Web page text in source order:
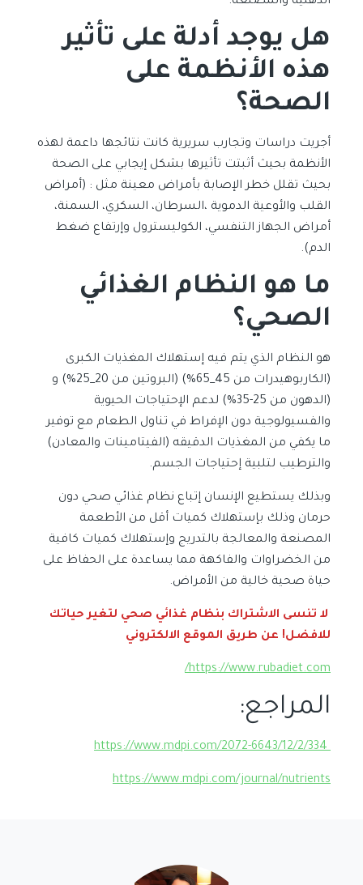
هل يوجد أدلة على تأثير
هذه الأنظمة على
الصحة؟
أجريت دراسات وتجارب سريرية كانت نتائجها داعمة لهذه
الأنظمة بحيث أثبتت تأثيرها بشكل إيجابي على الصحة
بحيث تقلل خطر الإصابة بأمراض معينة مثل : (أمراض
القلب والأوعية الدموية ،السرطان، السكري، السمنة،
أمراض الجهاز التنفسي، الكوليسترول وإرتفاع ضغط
الدم).
ما هو النظام الغذائي
الصحي؟
هو النظام الذي يتم فيه إستهلاك المغذيات الكبرى
(الكاربوهيدرات من 45_65%) (البروتين من 20_25%) و
(الدهون من 25-35%) لدعم الإحتياجات الحيوية
والفسيولوجية دون الإفراط في تناول الطعام مع توفير
ما يكفي من المغذيات الدقيقه (الفيتامينات والمعادن)
والترطيب لتلبية إحتياجات الجسم.
وبذلك يستطيع الإنسان إتباع نظام غذائي صحي دون
حرمان وذلك بإستهلاك كميات أقل من الأطعمة
المصنعة والمعالجة بالتدريج وإستهلاك كميات كافية
من الخضراوات والفاكهة مما يساعدة على الحفاظ على
حياة صحية خالية من الأمراض.
لا تنسى الاشتراك بنظام غذائي صحي لتغير حياتك
للافضل! عن طريق الموقع الالكتروني
https://www.rubadiet.com/
المراجع:
https://www.mdpi.com/2072-6643/12/2/334
https://www.mdpi.com/journal/nutrients